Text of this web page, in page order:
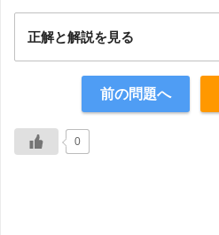
正解と解説を見る
前の問題へ
0